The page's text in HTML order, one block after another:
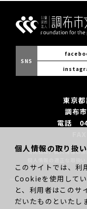
SNS
東京
調布
電話
当財団は、個人情報の
個人情報の取り扱
このサイトでは、利
Cookieを使用して
と、利用者はこの
だいたものといたし